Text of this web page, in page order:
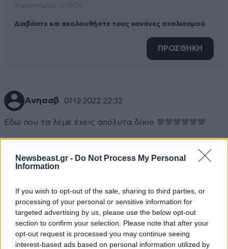
Newsbeast.gr - Do Not Process My Personal
Information
If you wish to opt-out of the sale, sharing to third parties, or
processing of your personal or sensitive information for
targeted advertising by us, please use the below opt-out
section to confirm your selection. Please note that after your
opt-out request is processed you may continue seeing
interest-based ads based on personal information utilized by
Διαβάστε και ακολουθήστε τους κανόνες σχολιασμού
ΠΡΟΣΘΗΚΗ
Ανησσβ 01·12·2022 22:32
Εδώ που τα λέμε έχεις απόλυτα δίκιο 💯💯💯💯💯💯